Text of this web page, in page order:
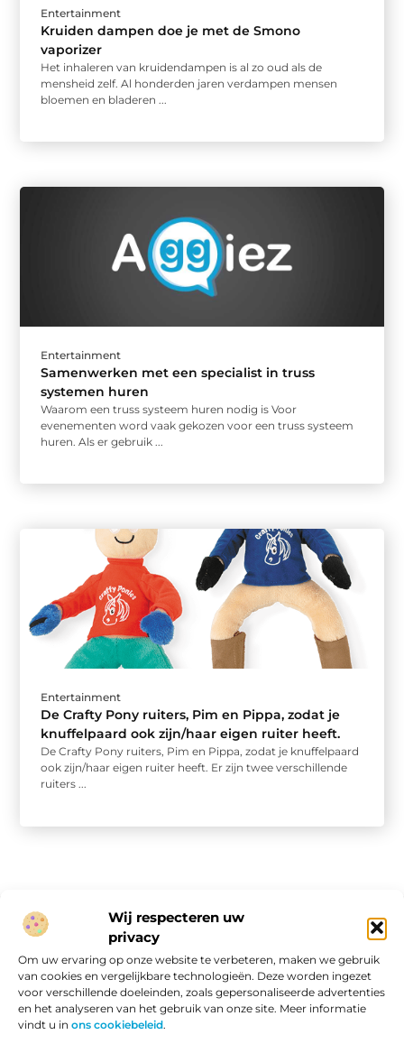
Wij respecteren uw
privacy
Om uw ervaring op onze website te verbeteren, maken we gebruik
van cookies en vergelijkbare technologieën. Deze worden ingezet
voor verschillende doeleinden, zoals gepersonaliseerde advertenties
en het analyseren van het gebruik van onze site. Meer informatie
vindt u in ons cookiebeleid.
Entertainment
Kruiden dampen doe je met de Smono
vaporizer
Het inhaleren van kruidendampen is al zo oud als de
mensheid zelf. Al honderden jaren verdampen mensen
bloemen en bladeren ...
Entertainment
Samenwerken met een specialist in truss
systemen huren
Waarom een truss systeem huren nodig is Voor
evenementen word vaak gekozen voor een truss systeem
huren. Als er gebruik ...
Entertainment
De Crafty Pony ruiters, Pim en Pippa, zodat je
knuffelpaard ook zijn/haar eigen ruiter heeft.
De Crafty Pony ruiters, Pim en Pippa, zodat je knuffelpaard
ook zijn/haar eigen ruiter heeft. Er zijn twee verschillende
ruiters ...
Onze informatie